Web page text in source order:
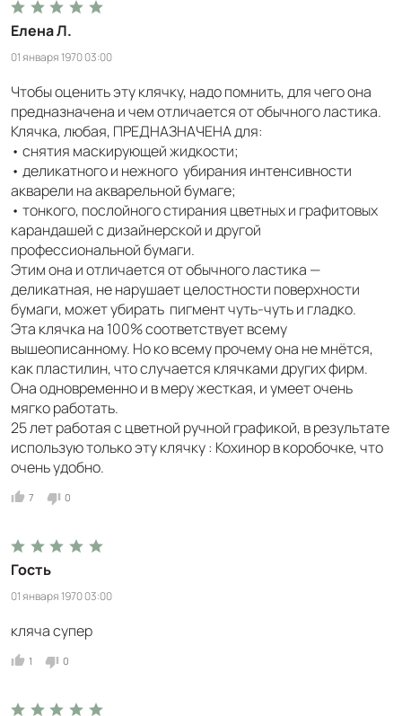
Елена Л.
01 января 1970 03:00
Чтобы оценить эту клячку, надо помнить, для чего она
предназначена и чем отличается от обычного ластика.
Клячка, любая, ПРЕДНАЗНАЧЕНА для:
• снятия маскирующей жидкости;
• деликатного и нежного убирания интенсивности
акварели на акварельной бумаге;
• тонкого, послойного стирания цветных и графитовых
карандашей с дизайнерской и другой
профессиональной бумаги.
Этим она и отличается от обычного ластика —
деликатная, не нарушает целостности поверхности
бумаги, может убирать пигмент чуть-чуть и гладко.
Эта клячка на 100% соответствует всему
вышеописанному. Но ко всему прочему она не мнётся,
как пластилин, что случается клячками других фирм.
Она одновременно и в меру жесткая, и умеет очень
мягко работать.
25 лет работая с цветной ручной графикой, в результате
использую только эту клячку : Кохинор в коробочке, что
очень удобно.
7 0
Гость
01 января 1970 03:00
кляча супер
1 0